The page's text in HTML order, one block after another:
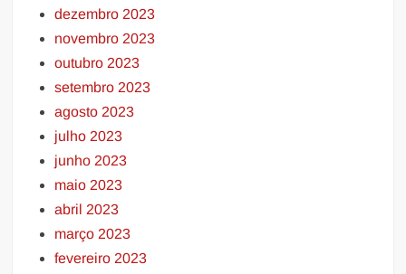
dezembro 2023
novembro 2023
outubro 2023
setembro 2023
agosto 2023
julho 2023
junho 2023
maio 2023
abril 2023
março 2023
fevereiro 2023